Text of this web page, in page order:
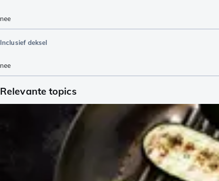
nee
Inclusief deksel
nee
Relevante topics